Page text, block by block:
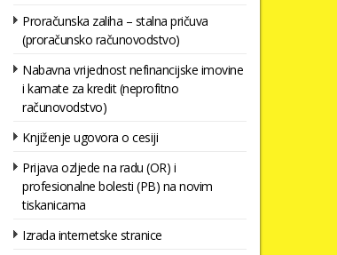
Proračunska zaliha – stalna pričuva
(proračunsko računovodstvo)
Nabavna vrijednost nefinancijske imovine
i kamate za kredit (neprofitno
računovodstvo)
Knjiženje ugovora o cesiji
Prijava ozljede na radu (OR) i
profesionalne bolesti (PB) na novim
tiskanicama
Izrada internetske stranice